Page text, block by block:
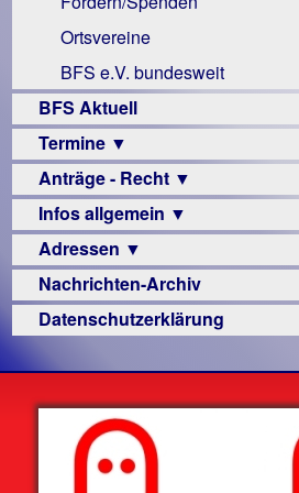
Links
Ortsvereine
BFS e.V. bundesweit
BFS Aktuell
Termine ▼
Veranstaltungsprogramme
Anträge - Recht ▼
Archiv
Urteile
Infos allgemein ▼
Sehbehinderung
Frühförderung
Schule
–
Beruf
Senioren
Hilfsmittel
Adressen ▼
Augenoptiker
Berufsbildungswerke
Hörbüchereien
Reha-
Nachrichten-Archiv
Datenschutzerklärung